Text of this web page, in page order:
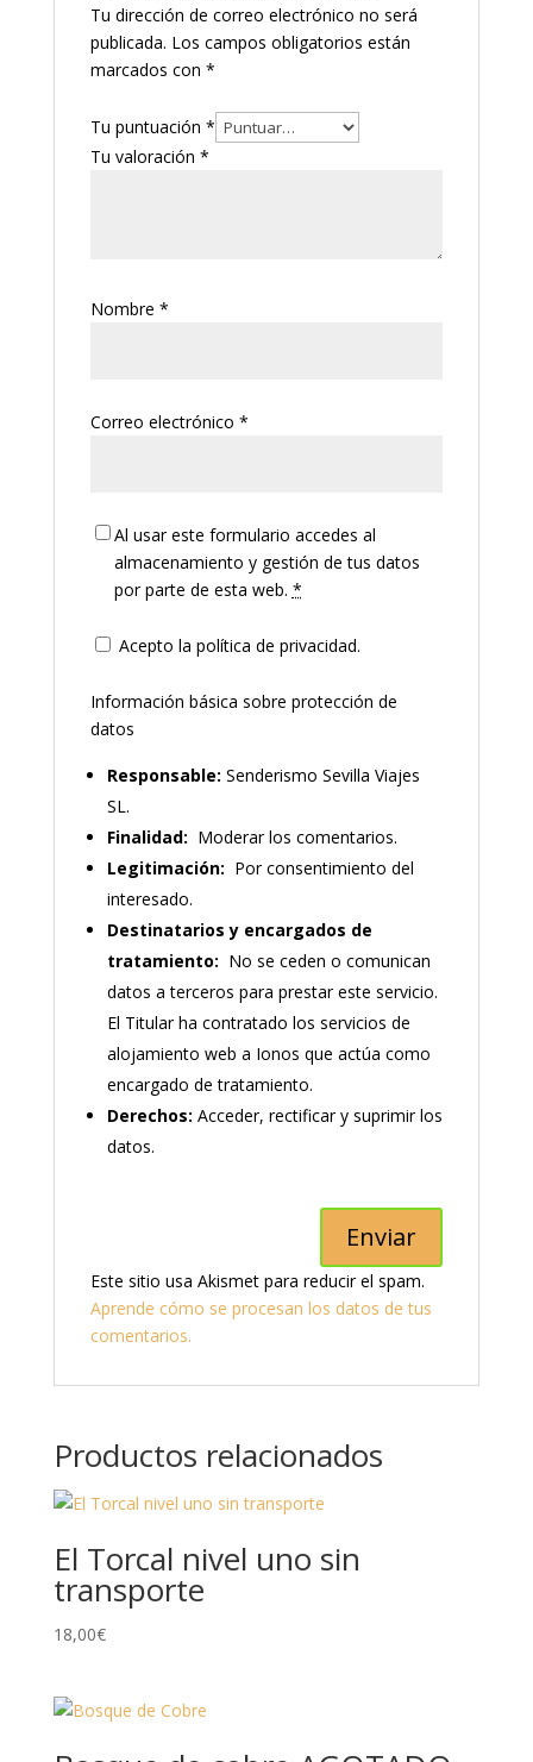
Tu dirección de correo electrónico no será
publicada. Los campos obligatorios están
marcados con *
Tu puntuación *
Tu valoración *
Nombre *
Correo electrónico *
Al usar este formulario accedes al
almacenamiento y gestión de tus datos
por parte de esta web. *
Acepto la política de privacidad.
Información básica sobre protección de
datos
Responsable: Senderismo Sevilla Viajes
SL.
Finalidad: Moderar los comentarios.
Legitimación: Por consentimiento del
interesado.
Destinatarios y encargados de
tratamiento: No se ceden o comunican
datos a terceros para prestar este servicio.
El Titular ha contratado los servicios de
alojamiento web a Ionos que actúa como
encargado de tratamiento.
Derechos: Acceder, rectificar y suprimir los
datos.
Este sitio usa Akismet para reducir el spam.
Aprende cómo se procesan los datos de tus
comentarios.
Productos relacionados
El Torcal nivel uno sin
transporte
18,00€